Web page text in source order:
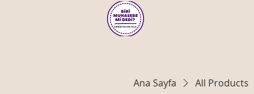
Ana Sayfa All Products